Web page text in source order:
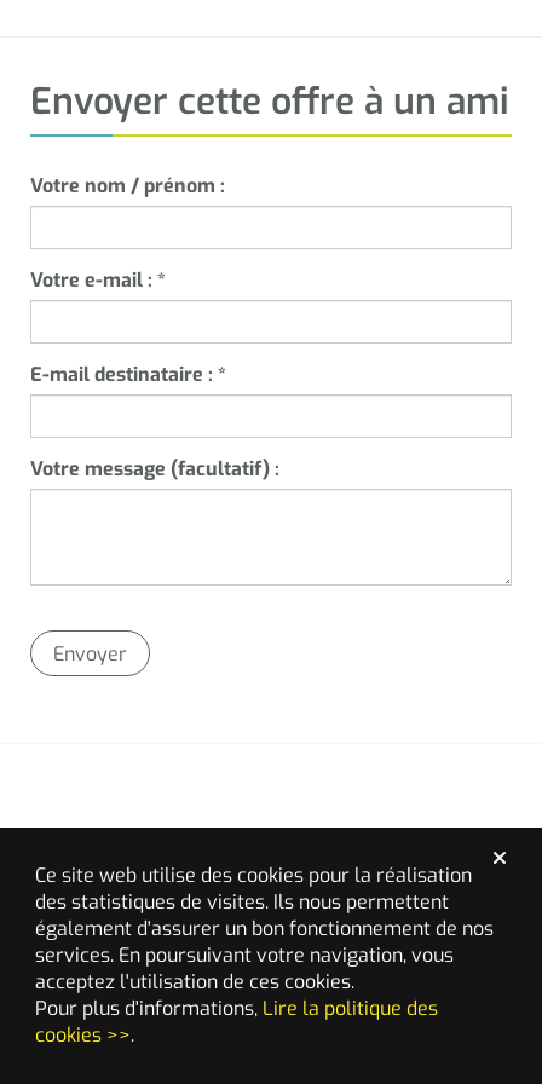
Ce site web utilise des cookies pour la réalisation
des statistiques de visites. Ils nous permettent
également d'assurer un bon fonctionnement de nos
services. En poursuivant votre navigation, vous
acceptez l'utilisation de ces cookies.
Pour plus d'informations, Lire la politique des
cookies >>.
Envoyer cette offre à un ami
Votre nom / prénom :
Votre e-mail : *
E-mail destinataire : *
Votre message (facultatif) :
Envoyer